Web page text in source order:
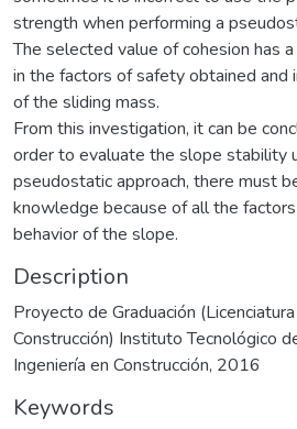
strength when performing a
The selected value of cohesion has
in the factors of safety obtained and
of the sliding mass.
From this investigation, it can be
order to evaluate the slope stability
pseudostatic approach, there must
knowledge because of all the
behavior of the slope.
Description
Proyecto de Graduación
Construcción) Instituto Tecnológico
Ingeniería en Construcción, 2016
Keywords